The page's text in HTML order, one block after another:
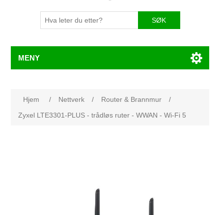
SØK
MENY
Hjem / Nettverk / Router & Brannmur
/
Zyxel LTE3301-PLUS - trådløs ruter - WWAN - Wi-Fi 5